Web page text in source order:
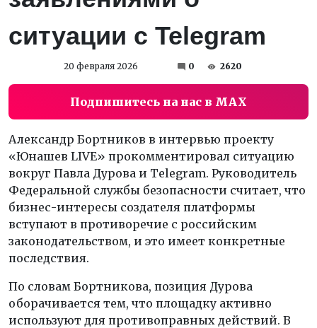
ситуации с Telegram
20 февраля 2026 0 2620
Подпишитесь на нас в MAX
Александр Бортников в интервью проекту
«Юнашев LIVE» прокомментировал ситуацию
вокруг Павла Дурова и Telegram. Руководитель
Федеральной службы безопасности считает, что
бизнес-интересы создателя платформы
вступают в противоречие с российским
законодательством, и это имеет конкретные
последствия.
По словам Бортникова, позиция Дурова
оборачивается тем, что площадку активно
используют для противоправных действий. В